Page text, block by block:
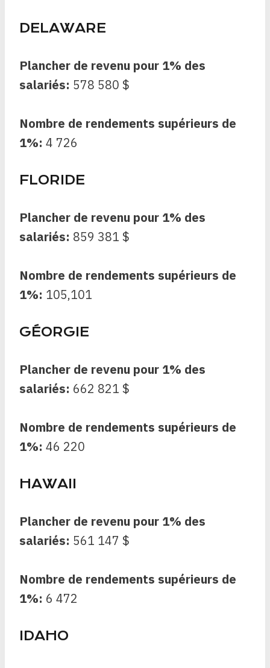
DELAWARE
Plancher de revenu pour 1% des
salariés: 578 580 $
Nombre de rendements supérieurs de
1%: 4 726
FLORIDE
Plancher de revenu pour 1% des
salariés: 859 381 $
Nombre de rendements supérieurs de
1%: 105,101
GÉORGIE
Plancher de revenu pour 1% des
salariés: 662 821 $
Nombre de rendements supérieurs de
1%: 46 220
HAWAII
Plancher de revenu pour 1% des
salariés: 561 147 $
Nombre de rendements supérieurs de
1%: 6 472
IDAHO